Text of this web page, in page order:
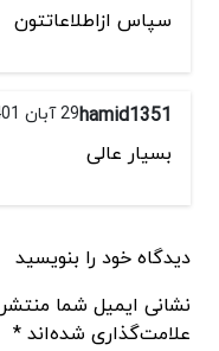
سپاس ازاطلاعاتتون
hamid135129 آبان 1401 - 15:50
بسیار عالی
دیدگاه خود را بنویسید
نشانی ایمیل شما
علامت‌گذاری شده‌اند *